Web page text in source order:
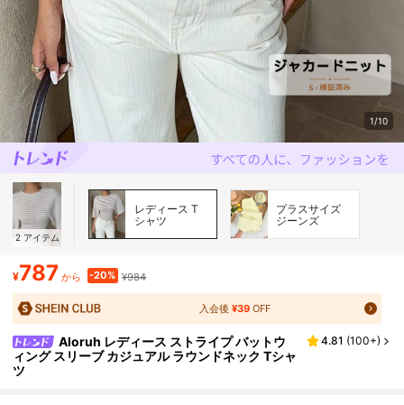
1/10
2 アイテム
レディース T
シャツ
プラスサイズ
ジーンズ
¥787 から -20% ¥984
入会後¥39 OFF
Aloruh レディース ストライプ バットウ
ィング スリーブ カジュアル ラウンドネック Tシャ
ツ
4.81 (100+)